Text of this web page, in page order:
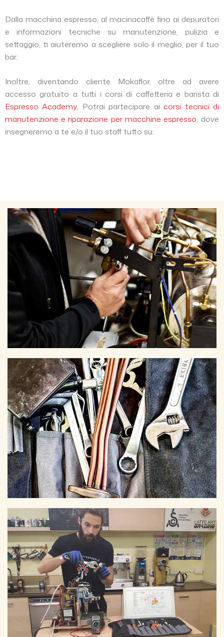
Dalla macchina espresso, al macinacaffè fino ai depuratori
e informazioni tecniche su manutenzione, pulizia e
settaggio, ti aiuteremo a scegliere solo il meglio, per il tuo
bar.
Inoltre, diventando cliente Mokaflor, oltre ad avere
accesso gratuito a tutti i corsi di caffetteria e barista di
Espresso Academy, Potrai partecipare ai corsi tecnici di
manutenzione e riparazione per macchine espresso, dove
insegneremo a te e/o il tuo staff tutto su: